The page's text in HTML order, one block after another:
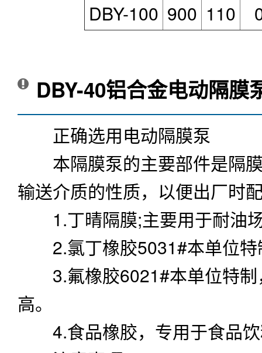
DBY-100 900 110
DBY-40铝合金电动隔膜
正确选用电动隔膜泵
本隔膜泵的主要部件是隔膜
输送介质的性质，以便出厂时
1.丁晴隔膜;主要用于耐油
2.氯丁橡胶5031#本单位特
3.氟橡胶6021#本单位特制
高。
4.食品橡胶，专用于食品饮